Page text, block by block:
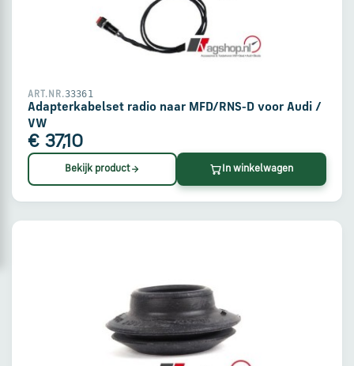
Stuur
een
e-
mail
ART.NR.33361
Adapterkabelset radio naar MFD/RNS-D voor Audi /
VW
€ 37,10
Bekijk product In winkelwagen